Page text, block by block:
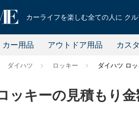
カーライフを楽しむ全ての人に ク
カー用品 アウトドア用品 カス
ダイハツ ロッキー ダイハツ ロ
ッキーの見積もり